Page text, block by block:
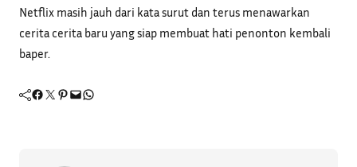
Netflix masih jauh dari kata surut dan terus menawarkan
cerita cerita baru yang siap membuat hati penonton kembali
baper.
Facebook Twitter Pinterest Mail WhatsApp